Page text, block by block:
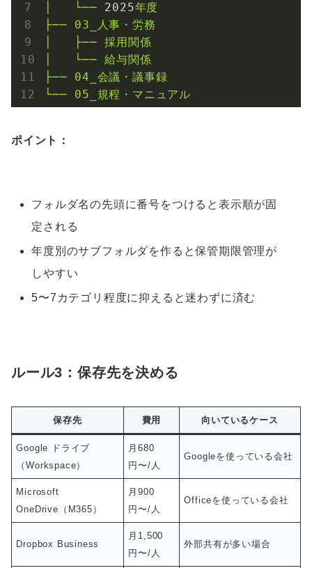
└── 2025年度
├──
03_人事・労務
├──
採用関係
└──
給与関係
├──
04_会議・議事録
└──
05_規程・マニュアル
ポイント：
フォルダ名の先頭に番号をつけると表示順が固
定される
年度別のサブフォルダを作ると保管期限管理が
しやすい
5〜7カテゴリ程度に抑えると迷わずに済む
ルール3：保存先を決める
保存先 費用 向いているケース
Google ドライブ
（Workspace）
月680
円〜/人
Googleを使っている会社
Microsoft
OneDrive（M365）
月900
円〜/人
Officeを使っている会社
Dropbox Business
月1,500
円〜/人
外部共有が多い場合